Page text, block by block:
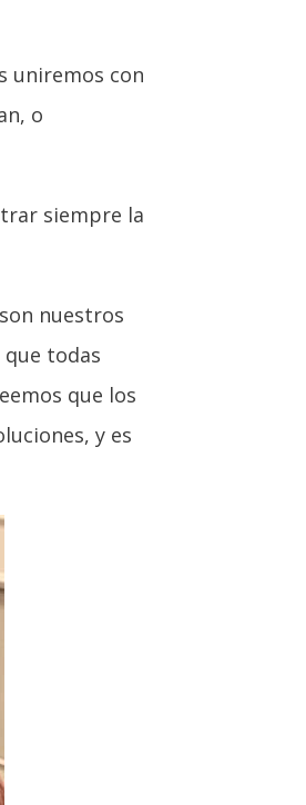
uniremos con
o
siempre la
nuestros
todas
que los
y es